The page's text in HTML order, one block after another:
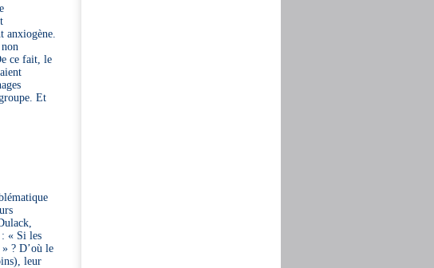
anxiogène.
ce fait, le
Et
: « Si les
? D’où le
leur